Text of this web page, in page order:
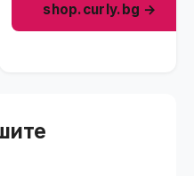
shop.curly.bg →